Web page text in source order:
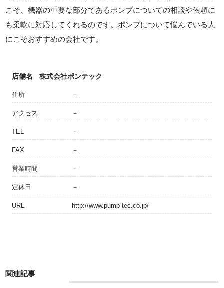
こそ、機器の重要な部分であるポンプについての相談や依頼に
も柔軟に対応してくれるのです。ポンプについて悩んでいる人
にこそおすすめの会社です。
店舗名 株式会社ポンテック
住所 －
アクセス －
TEL －
FAX －
営業時間 －
定休日 －
URL http://www.pump-tec.co.jp/
関連記事